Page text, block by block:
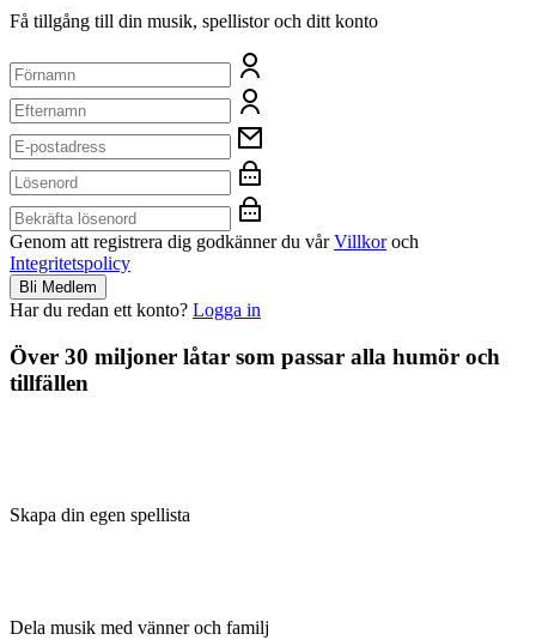
Få tillgång till din musik, spellistor och ditt konto
Genom att registrera dig godkänner du vår Villkor och
Integritetspolicy
Bli Medlem
Har du redan ett konto? Logga in
Över 30 miljoner låtar som passar alla humör och
tillfällen
Skapa din egen spellista
Dela musik med vänner och familj